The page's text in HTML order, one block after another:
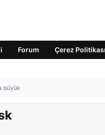
Forum Çerez Politikası
büyük